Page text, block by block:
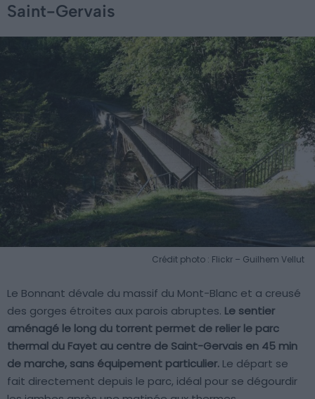
Saint-Gervais
Crédit photo : Flickr – Guilhem Vellut
Le Bonnant dévale du massif du Mont-Blanc et a creusé
des gorges étroites aux parois abruptes. Le sentier
aménagé le long du torrent permet de relier le parc
thermal du Fayet au centre de Saint-Gervais en 45 min
de marche, sans équipement particulier. Le départ se
fait directement depuis le parc, idéal pour se dégourdir